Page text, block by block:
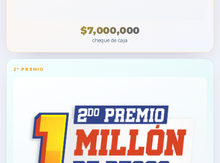
$7,000,000
cheque de caja
2° PREMIO